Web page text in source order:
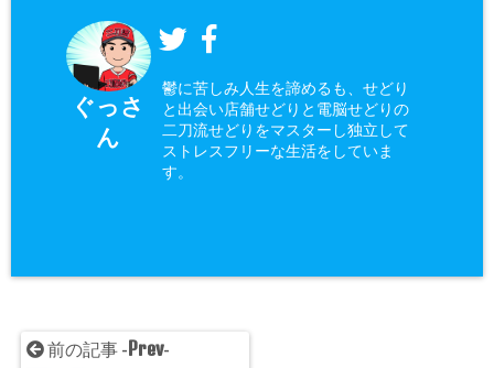
ぐっさ
ん
鬱に苦しみ人生を諦めるも、せどり
と出会い店舗せどりと電脳せどりの
二刀流せどりをマスターし独立して
ストレスフリーな生活をしていま
す。
前の記事 - Prev-